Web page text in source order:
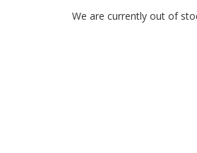
We are currently out of